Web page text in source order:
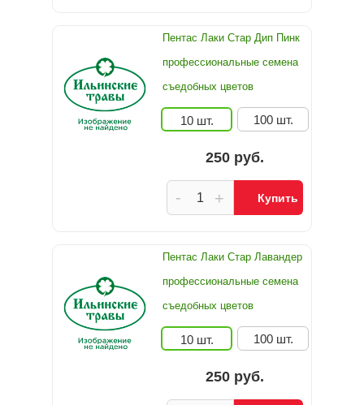
Пентас Лаки Стар Дип Пинк
профессиональные семена
съедобных цветов
10 шт. 100 шт.
250 руб.
+
- Купить
Пентас Лаки Стар Лавандер
профессиональные семена
съедобных цветов
10 шт. 100 шт.
250 руб.